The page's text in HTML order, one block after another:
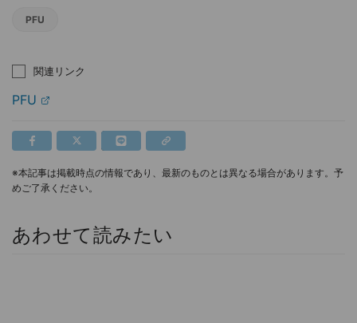
PFU
関連リンク
PFU
※本記事は掲載時点の情報であり、最新のものとは異なる場合があります。予
めご了承ください。
あわせて読みたい